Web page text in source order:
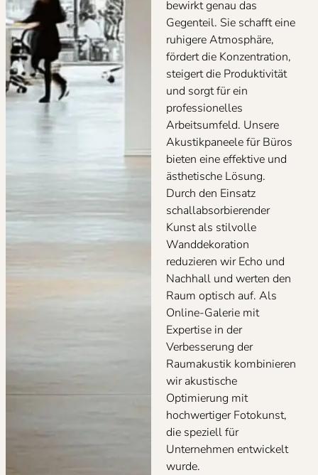
bewirkt genau das
Gegenteil. Sie schafft eine
ruhigere Atmosphäre,
fördert die Konzentration,
steigert die Produktivität
und sorgt für ein
professionelles
Arbeitsumfeld. Unsere
Akustikpaneele für Büros
bieten eine effektive und
ästhetische Lösung.
Durch den Einsatz
schallabsorbierender
Kunst als stilvolle
Wanddekoration
reduzieren wir Echo und
Nachhall und werten den
Raum optisch auf. Als
Online-Galerie mit
Expertise in der
Verbesserung der
Raumakustik kombinieren
wir akustische
Optimierung mit
hochwertiger Fotokunst,
die speziell für
Unternehmen entwickelt
wurde.